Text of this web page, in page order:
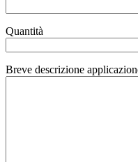
Quantità
Breve descrizione